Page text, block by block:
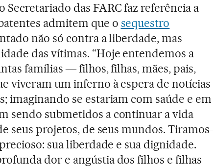
Secretariado das FARC faz referência a
admitem que o sequestro
não só contra a liberdade, mas
das vítimas. “Hoje entendemos a
famílias ― filhos, filhas, mães, pais,
viveram um inferno à espera de notícias
imaginando se estariam com saúde e em
sendo submetidos a continuar a vida
seus projetos, de seus mundos. Tiramos-
sua liberdade e sua dignidade.
dor e angústia dos filhos e filhas